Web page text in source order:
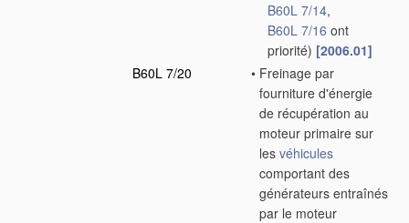
B60L 7/14,
B60L 7/16 ont
priorité) [2006.01]
B60L 7/20
• Freinage par
fourniture d'énergie
de récupération au
moteur primaire sur
les véhicules
comportant des
générateurs entraînés
par le moteur